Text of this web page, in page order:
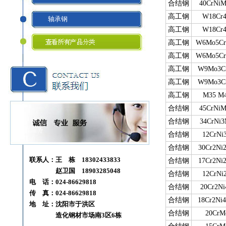
轴承钢
联系人：王 栋 18302433833
赵卫国 18903285048
电 话：024-86629818
传 真：024-86629818
地 址：沈阳市于洪区
造化钢材市场南3区6栋
合结钢
高工钢
高工钢
高工钢
高工钢
高工钢
高工钢
高工钢
M35
合结钢
合结钢
合结钢
合结钢
合结钢
合结钢
合结钢
合结钢
合结钢